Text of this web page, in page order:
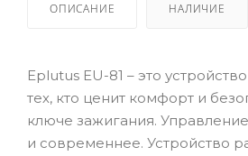
ОПИСАНИЕ НАЛИЧИЕ
Eplutus EU-81 – это
тех, кто ценит комфорт и
ключе зажигания.
и современнее. Устройство